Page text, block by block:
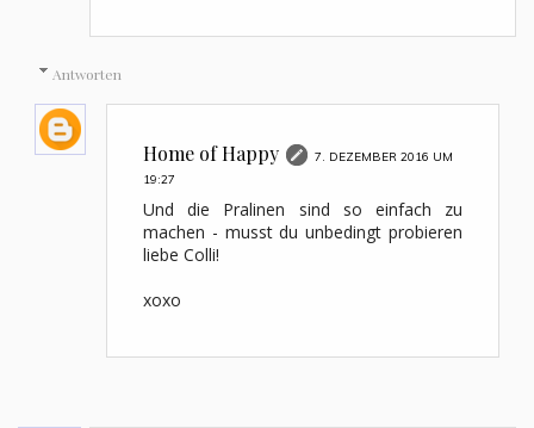
Antworten
Home of Happy
7. DEZEMBER 2016 UM
19:27
Und die Pralinen sind so einfach zu
machen - musst du unbedingt probieren
liebe Colli!
xoxo